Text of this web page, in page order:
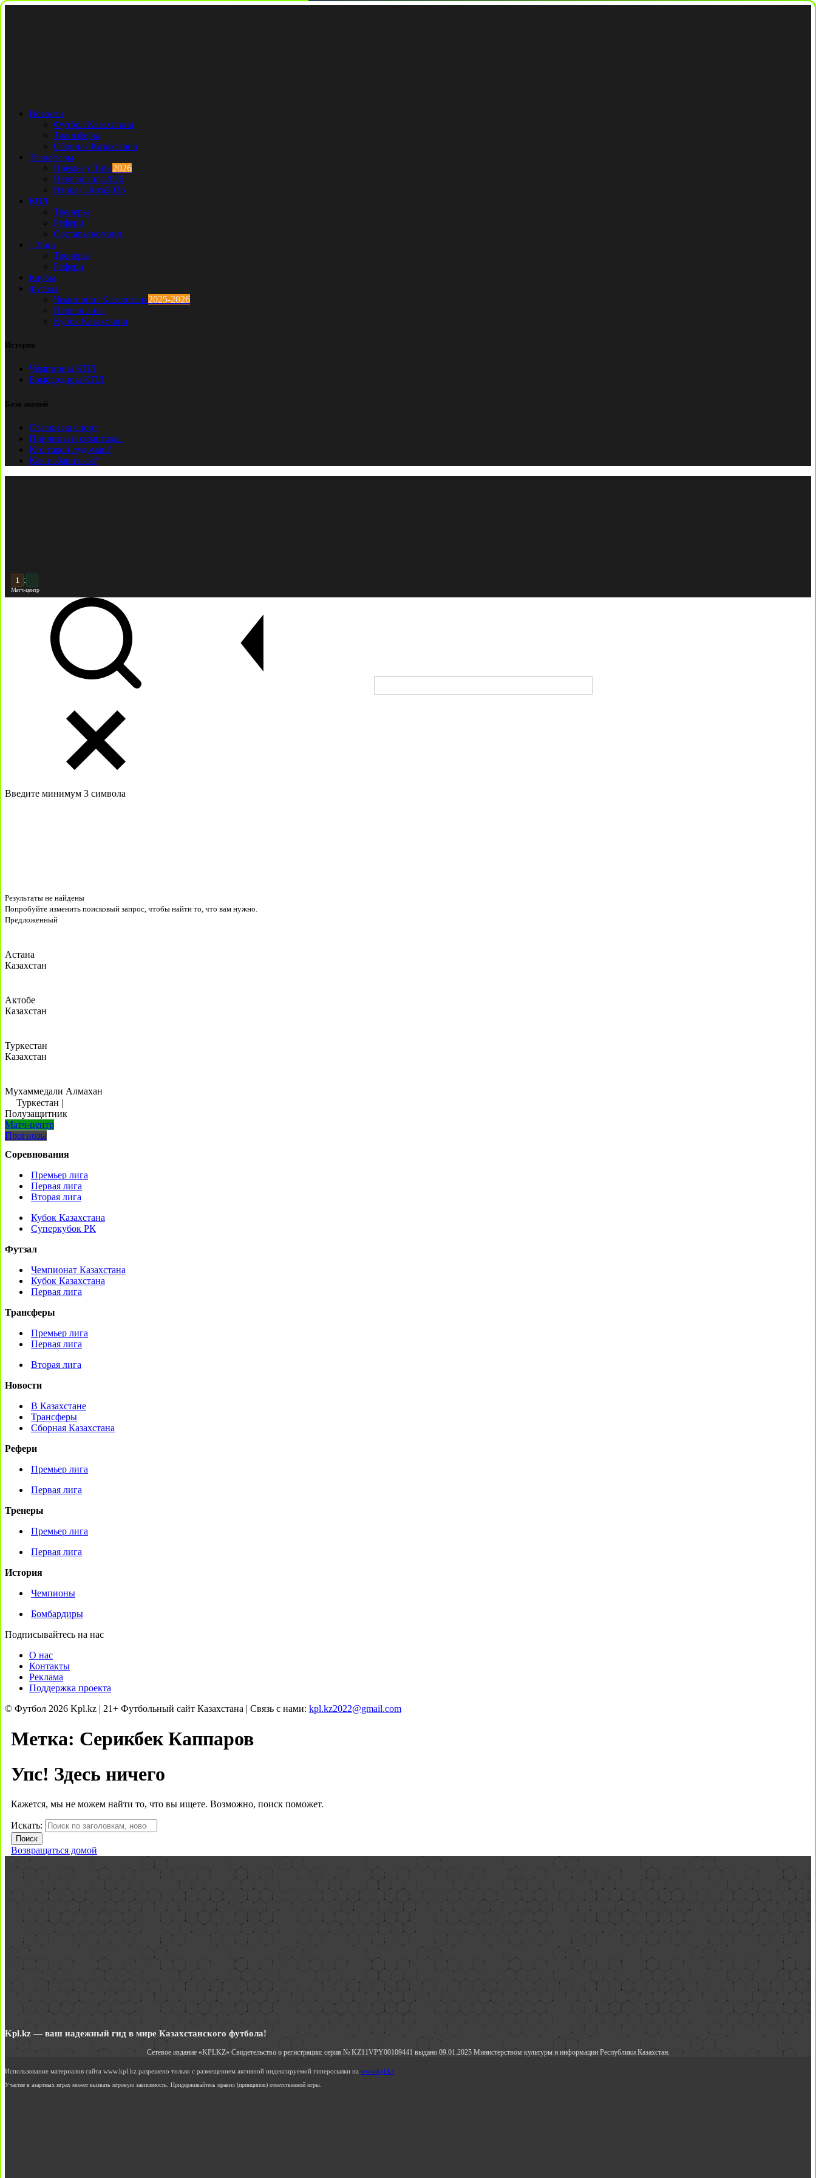
Новости
Футбол Казахстана
Трансферы
Сборная Казахстана
Трансферы
Премьер Лига2026
Первая лига2026
Вторая Лига2026
КПЛ
Тренеры
Рефери
Составы команд
1 Лига
Тренеры
Рефери
Клубы
Футзал
Чемпионат Казахстана2025-2026
Первая лига
Кубок Казахстана
История
Чемпионы КПЛ
Бомбардиры КПЛ
База знаний
Ставки на спорт
Причины и симптомы
Кто такой лудоман?
Как избавиться?
2 :
Матч-центр
Введите минимум 3 символа
Результаты не найдены
Попробуйте изменить поисковый запрос, чтобы найти то, что вам нужно.
Предложенный
Астана
Казахстан
Актобе
Казахстан
Туркестан
Казахстан
Мухаммедали Алмахан
Туркестан |
Полузащитник
Матч-центр
Прогнозы
Соревнования
Премьер лига
Первая лига
Вторая лига
Кубок Казахстана
Суперкубок РК
Футзал
Чемпионат Казахстана
Кубок Казахстана
Первая лига
Трансферы
Премьер лига
Первая лига
Вторая лига
Новости
В Казахстане
Трансферы
Сборная Казахстана
Рефери
Премьер лига
Первая лига
Тренеры
Премьер лига
Первая лига
История
Чемпионы
Бомбардиры
Подписывайтесь на нас
О нас
Контакты
Реклама
Поддержка проекта
© Футбол 2026 Kpl.kz | 21+ Футбольный сайт Казахстана | Связь с нами: kpl.kz2022@gmail.com
Метка: Серикбек Каппаров
Упс! Здесь ничего
Кажется, мы не можем найти то, что вы ищете. Возможно, поиск поможет.
Искать:
Возвращаться домой
Kpl.kz — ваш надежный гид в мире Казахстанского футбола!
Сетевое издание «KPLKZ» Свидетельство о регистрации: серия № KZ11VPY00109441 выдано 09.01.2025 Министерством культуры и информации Республики Казахстан.
Использование материалов сайта www.kpl.kz разрешено только с размещением активной индексируемой гиперссылки на www.kpl.kz
Участие в азартных играх может вызвать игровую зависимость. Придерживайтесь правил (принципов) ответственной игры.